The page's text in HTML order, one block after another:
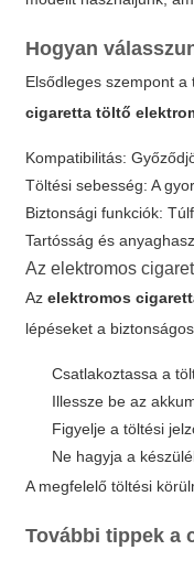
Hogyan
Elsődleges szempont
cigaretta töltő
Kompatibilitás:
Töltési sebesség: A
Biztonsági funkciók:
Tartósság és
Azelektromos
Azelektromos
lépéseket a
Csatlakoztassa a
Illessze be az
Figyelje a töltési
Ne hagyja a
A megfelelő töltési
További tippek a